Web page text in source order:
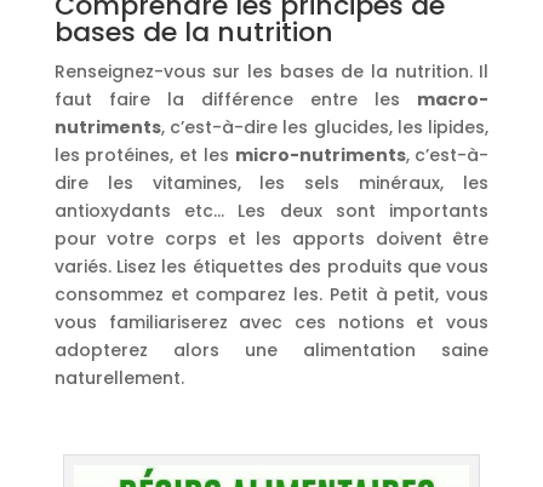
bases de la nutrition
Renseignez-vous sur les bases de la nutrition. Il
faut faire la différence entre les macro-
nutriments, c’est-à-dire les glucides, les lipides,
les protéines, et les micro-nutriments, c’est-à-
dire les vitamines, les sels minéraux, les
antioxydants etc… Les deux sont importants
pour votre corps et les apports doivent être
variés. Lisez les étiquettes des produits que vous
consommez et comparez les. Petit à petit, vous
vous familiariserez avec ces notions et vous
adopterez alors une alimentation saine
naturellement.